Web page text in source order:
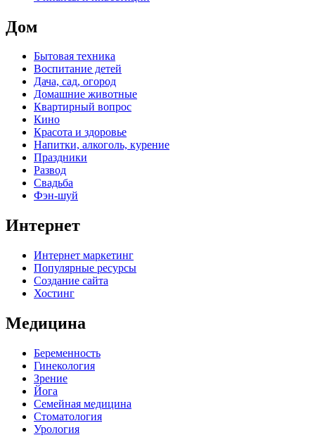
Дом
Бытовая техника
Воспитание детей
Дача, сад, огород
Домашние животные
Квартирный вопрос
Кино
Красота и здоровье
Напитки, алкоголь, курение
Праздники
Развод
Свадьба
Фэн-шуй
Интернет
Интернет маркетинг
Популярные ресурсы
Создание сайта
Хостинг
Медицина
Беременность
Гинекология
Зрение
Йога
Семейная медицина
Стоматология
Урология